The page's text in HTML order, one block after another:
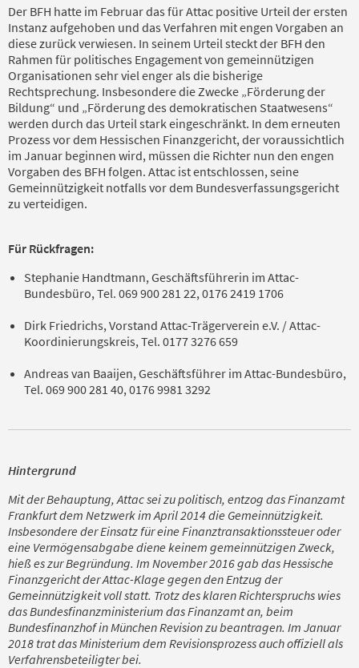
Der BFH hatte im Februar das für Attac positive Urteil der ersten
Instanz aufgehoben und das Verfahren mit engen Vorgaben an
diese zurück verwiesen. In seinem Urteil steckt der BFH den
Rahmen für politisches Engagement von gemeinnützigen
Organisationen sehr viel enger als die bisherige
Rechtsprechung. Insbesondere die Zwecke „Förderung der
Bildung“ und „Förderung des demokratischen Staatwesens“
werden durch das Urteil stark eingeschränkt. In dem erneuten
Prozess vor dem Hessischen Finanzgericht, der voraussichtlich
im Januar beginnen wird, müssen die Richter nun den engen
Vorgaben des BFH folgen. Attac ist entschlossen, seine
Gemeinnützigkeit notfalls vor dem Bundesverfassungsgericht
zu verteidigen.
Für Rückfragen:
Stephanie Handtmann, Geschäftsführerin im Attac-
Bundesbüro, Tel. 069 900 281 22, 0176 2419 1706
Dirk Friedrichs, Vorstand Attac-Trägerverein e.V. / Attac-
Koordinierungskreis, Tel. 0177 3276 659
Andreas van Baaijen, Geschäftsführer im Attac-Bundesbüro,
Tel. 069 900 281 40, 0176 9981 3292
Hintergrund
Mit der Behauptung, Attac sei zu politisch, entzog das Finanzamt
Frankfurt dem Netzwerk im April 2014 die Gemeinnützigkeit.
Insbesondere der Einsatz für eine Finanztransaktionssteuer oder
eine Vermögensabgabe diene keinem gemeinnützigen Zweck,
hieß es zur Begründung. Im November 2016 gab das Hessische
Finanzgericht der Attac-Klage gegen den Entzug der
Gemeinnützigkeit voll statt. Trotz des klaren Richterspruchs wies
das Bundesfinanzministerium das Finanzamt an, beim
Bundesfinanzhof in München Revision zu beantragen. Im Januar
2018 trat das Ministerium dem Revisionsprozess auch offiziell als
Verfahrensbeteiligter bei.